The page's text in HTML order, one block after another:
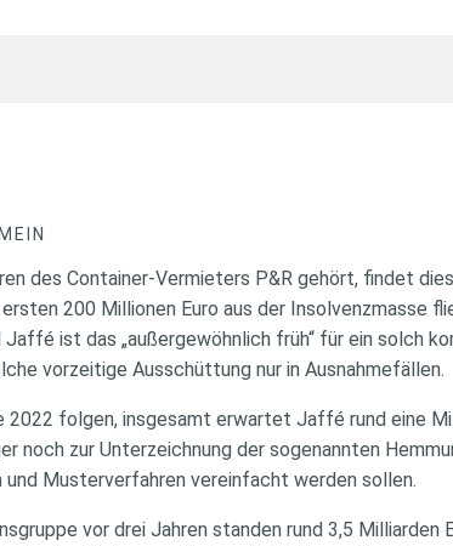
des Container-Vermieters P&R gehört, findet
200 Millionen Euro aus der Insolvenzmasse
ist das „außergewöhnlich früh“ für ein solch
vorzeitige Ausschüttung nur in Ausnahmefällen.
folgen, insgesamt erwartet Jaffé rund eine
noch zur Unterzeichnung der sogenannten
Musterverfahren vereinfacht werden sollen.
vor drei Jahren standen rund 3,5 Milliarden